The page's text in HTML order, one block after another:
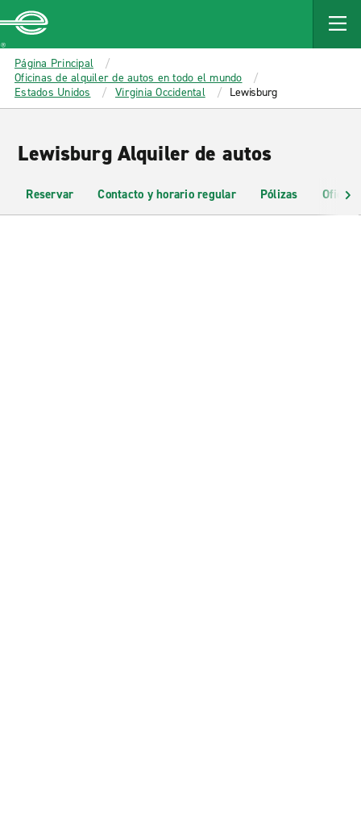
MAIN
CONTENT
Enterprise
Página Principal
Oficinas de alquiler de autos en todo el mundo
Estados Unidos
Virginia Occidental Lewisburg
Lewisburg Alquiler de autos
Reservar Contacto y horario regular Pólizas